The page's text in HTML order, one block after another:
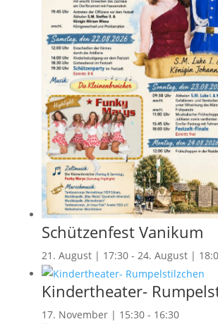
Schützenfest Vanikum
21. August | 17:30- 24. August |
Kindertheater-
17. November | 15:30- 16:30